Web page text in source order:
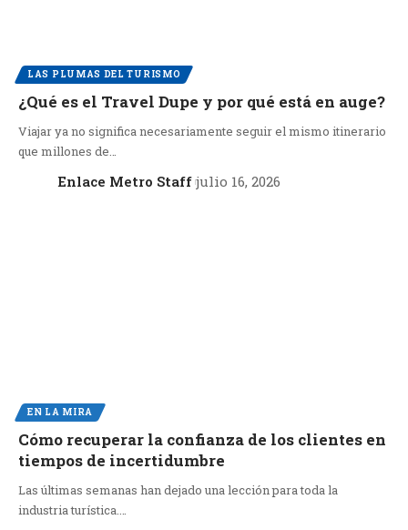
LAS PLUMAS DEL TURISMO
¿Qué es el Travel Dupe y por qué está en auge?
Viajar ya no significa necesariamente seguir el mismo itinerario
que millones de…
Enlace Metro Staff julio 16, 2026
EN LA MIRA
Cómo recuperar la confianza de los clientes en
tiempos de incertidumbre
Las últimas semanas han dejado una lección para toda la
industria turística.…